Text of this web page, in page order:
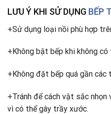
LƯU Ý KHI SỬ DỤNG BẾP
+Sử dụng loại nồi phù hợp
+Không bật bếp khi không có
+Không đặt bếp quá gần
+Tránh để cách vật sắc
vì có thể gây trầy xước.